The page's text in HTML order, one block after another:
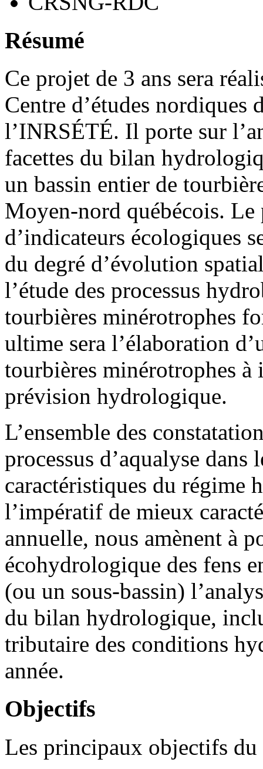
Résumé
Ce projet de 3 ans sera
Centre d’études nordiques
l’INRSÉTÉ. Il porte sur
facettes du bilan
un bassin entier de
Moyen-nord québécois.
d’indicateurs écologiques
du degré d’évolution
l’étude des processus
tourbières minérotrophes
ultime sera l’élaboration
tourbières minérotrophes à
prévision hydrologique.
L’ensemble des
processus d’aqualyse dans
caractéristiques du régime
l’impératif de mieux
annuelle, nous amènent à
écohydrologique des fens
(ou un sous-bassin)
du bilan hydrologique,
tributaire des conditions
année.
Objectifs
Les principaux objectifs